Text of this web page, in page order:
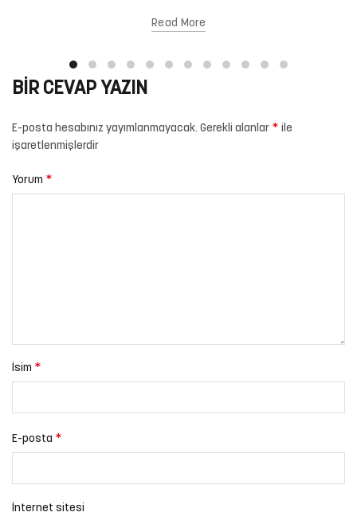
Read More
BIR CEVAP YAZIN
E-posta hesabınız yayımlanmayacak. Gerekli alanlar * ile
işaretlenmişlerdir
Yorum *
İsim *
E-posta *
İnternet sitesi